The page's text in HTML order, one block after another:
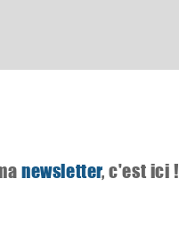
newsletter, c'est ici !